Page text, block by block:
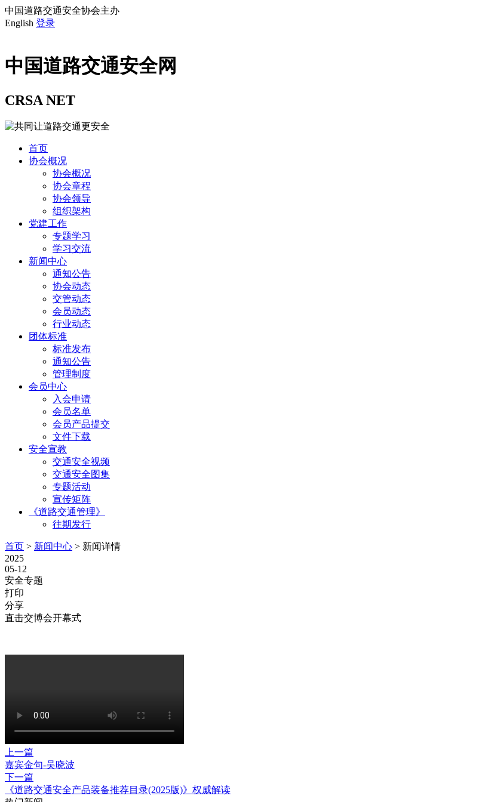
中国道路交通安全协会主办
English 登录
中国道路交通安全网
CRSA NET
首页
协会概况
协会概况
协会章程
协会领导
组织架构
党建工作
专题学习
学习交流
新闻中心
通知公告
协会动态
交管动态
会员动态
行业动态
团体标准
标准发布
通知公告
管理制度
会员中心
入会申请
会员名单
会员产品提交
文件下载
安全宣教
交通安全视频
交通安全图集
专题活动
宣传矩阵
《道路交通管理》
往期发行
首页 > 新闻中心 > 新闻详情
2025
05-12
安全专题
打印
分享
直击交博会开幕式
上一篇
嘉宾金句-吴晓波
下一篇
《道路交通安全产品装备推荐目录(2025版)》权威解读